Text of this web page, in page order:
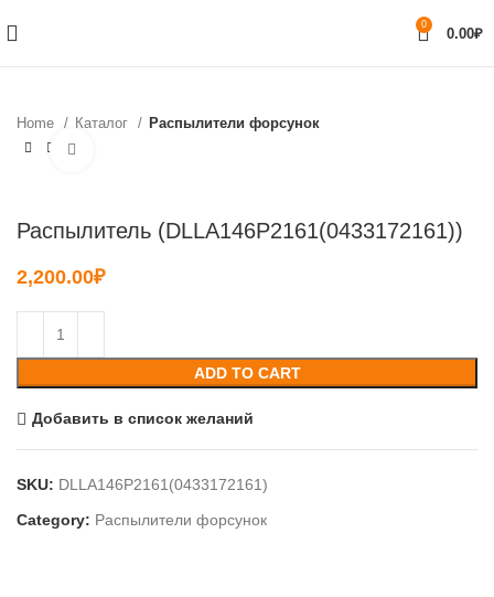
0
0.00₽
Home Каталог
Распылители форсунок
Распылитель (DLLA146P2161(0433172161))
2,200.00₽
ADD TO CART
Добавить в список желаний
SKU: DLLA146P2161(0433172161)
Category: Распылители форсунок